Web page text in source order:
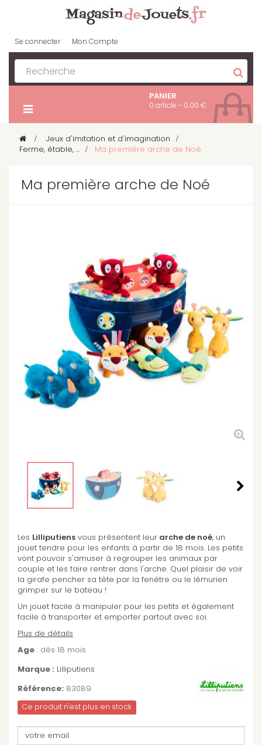
Se connecter Mon Compte
PANIER
0 article - 0.00 €
> Jeux d'imitation et d'imagination >
Ferme, étable, ... > Ma première arche de Noé
Ma première arche de Noé
Les Lilliputiens vous présentent leur arche de noé, un
jouet tendre pour les enfants à partir de 18 mois. Les petits
vont pouvoir s'amuser à regrouper les animaux par
couple et les faire rentrer dans l'arche. Quel plaisir de voir
la girafe pencher sa tête par la fenêtre ou le lémurien
grimper sur le bateau !
Un jouet facile à manipuler pour les petits et également
facile à transporter et emporter partout avec soi.
Plus de détails
Age : dès 18 mois
Marque : Lilliputiens
Référence: 83089
Ce produit n'est plus en stock